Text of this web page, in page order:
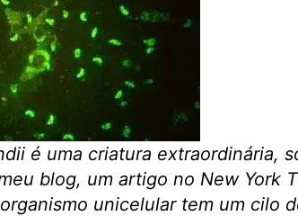
é uma criatura extraordinária,
blog, um artigo no New York
unicelular tem um cilo